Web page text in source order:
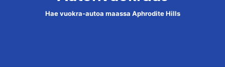
Hae vuokra-autoa maassa Aphrodite Hills